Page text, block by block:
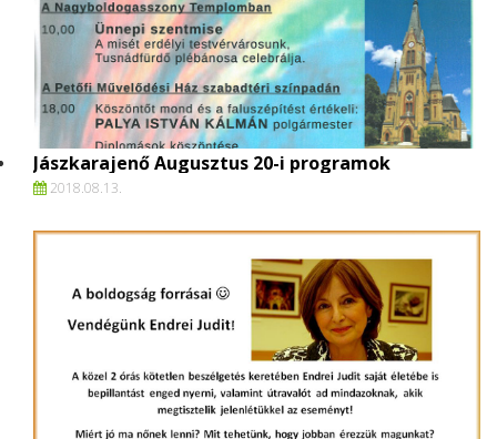
Jászkarajenő Augusztus 20-i programok
2018.08.13.